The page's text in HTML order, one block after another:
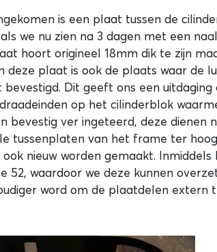
is een plaat tussen de
we nu zien na 3 dagen met een
hoort origineel 18mm dik te zijn
deze plaat is ook de plaats waar de
Dit geeft ons een uitdaging
op het cilinderblok
bevestig ver ingeteerd, deze dienen
tussenplaten van het frame ter
nieuw worden gemaakt. Inmiddels
52, waardoor we deze kunnen
word om de plaatdelen extern